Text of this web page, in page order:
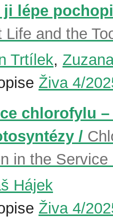
ji lépe
Life and the
Trtílek,
Živa 4/
chlorofylu
/
in the
Hájek
Živa 4/